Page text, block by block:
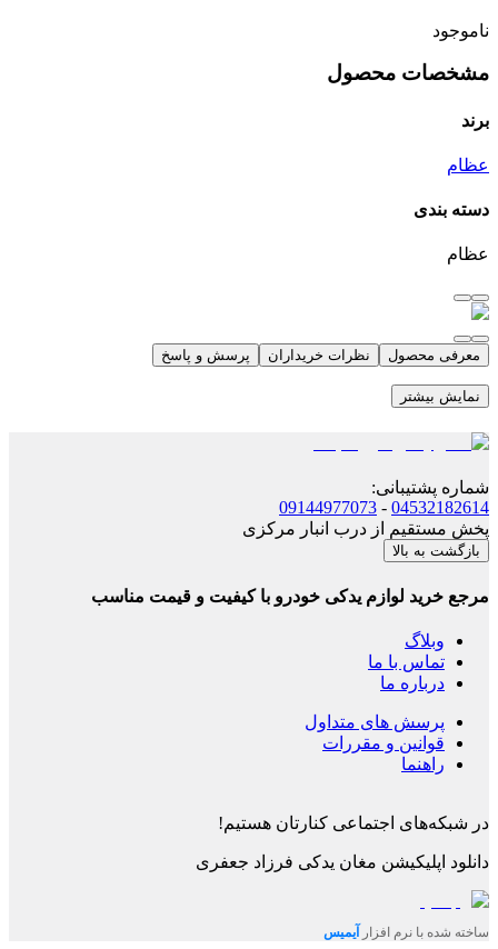
ناموجود
مشخصات محصول
برند
عظام
دسته بندی
عظام
معرفی محصول نظرات خریداران پرسش و پاسخ
نمایش بیشتر
شماره پشتیبانی:
04532182614
-
09144977073
پخش مستقیم از درب انبار مرکزی
بازگشت به بالا
مرجع خرید لوازم یدکی خودرو با کیفیت و قیمت مناسب
وبلاگ
تماس با ما
درباره ما
پرسش های متداول
قوانین و مقررات
راهنما
در شبکه‌های اجتماعی کنارتان هستیم!
دانلود اپلیکیشن مغان یدکی فرزاد جعفری
ساخته شده با نرم افزار آیمیس